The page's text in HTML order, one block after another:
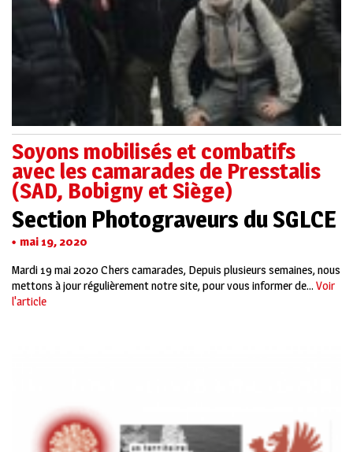
Soyons mobilisés et combatifs
avec les camarades de Presstalis
(SAD, Bobigny et Siège)
Section Photograveurs du SGLCE
mai 19, 2020
Mardi 19 mai 2020 Chers camarades, Depuis plusieurs semaines, nous
mettons à jour régulièrement notre site, pour vous informer de... Voir
l'article